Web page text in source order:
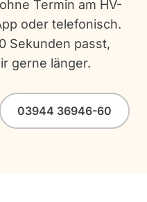
Termin am HV-
oder telefonisch.
Sekunden passt,
gerne länger.
03944 36946-60